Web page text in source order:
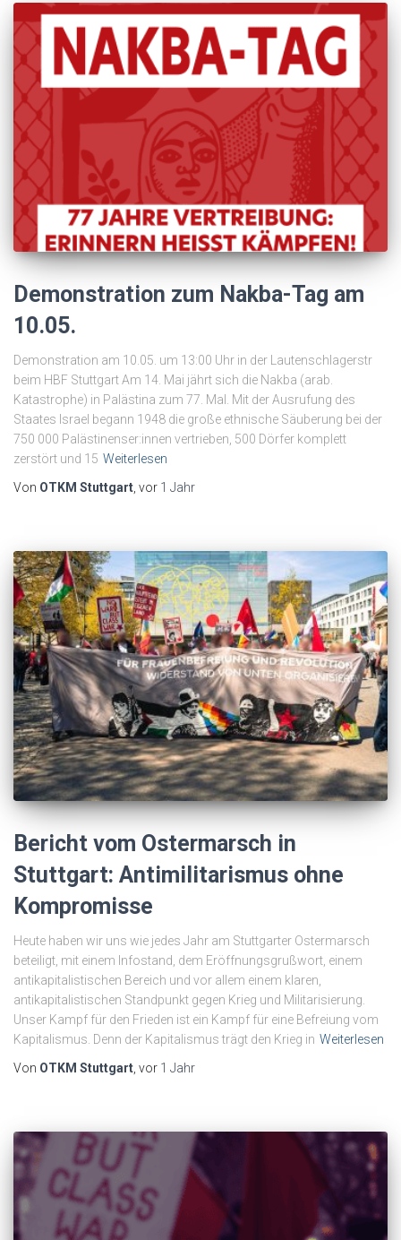
Demonstration zum Nakba-Tag am
10.05.
Demonstration am 10.05. um 13:00 Uhr in der Lautenschlagerstr
beim HBF Stuttgart Am 14. Mai jährt sich die Nakba (arab.
Katastrophe) in Palästina zum 77. Mal. Mit der Ausrufung des
Staates Israel begann 1948 die große ethnische Säuberung bei der
750 000 Palästinenser:innen vertrieben, 500 Dörfer komplett
zerstört und 15 Weiterlesen
Von OTKM Stuttgart, vor 1 Jahr
Bericht vom Ostermarsch in
Stuttgart: Antimilitarismus ohne
Kompromisse
Heute haben wir uns wie jedes Jahr am Stuttgarter Ostermarsch
beteiligt, mit einem Infostand, dem Eröffnungsgrußwort, einem
antikapitalistischen Bereich und vor allem einem klaren,
antikapitalistischen Standpunkt gegen Krieg und Militarisierung.
Unser Kampf für den Frieden ist ein Kampf für eine Befreiung vom
Kapitalismus. Denn der Kapitalismus trägt den Krieg in Weiterlesen
Von OTKM Stuttgart , vor 1 Jahr